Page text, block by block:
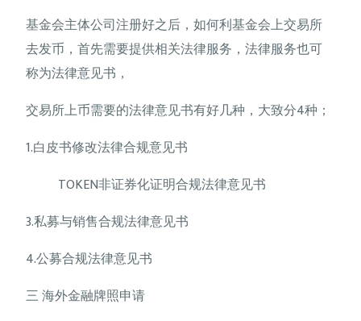
基金会主体公司注册好之后，如何利基金会上交易所
去发币，首先需要提供相关法律服务，法律服务也可
称为法律意见书，
交易所上币需要的法律意见书有好几种，大致分4种；
1.白皮书修改法律合规意见书
TOKEN非证券化证明合规法律意见书
3.私募与销售合规法律意见书
4.公募合规法律意见书
三 海外金融牌照申请